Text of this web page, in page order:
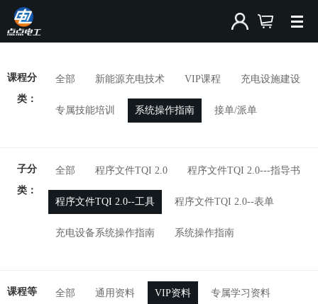
课程分
类：
全部 新能源充电技术 VIP课程 充电设施建设
专属技能培训 系统操作指南 接单/派单
子分
类：
全部 程序文件TQI 2.0 程序文件TQI 2.0---指导书
程序文件TQI 2.0--工具 程序文件TQI 2.0--表单
充电设备系统操作指南 系统操作指南
课程等
全部 通用资料 VIP资料 专属学习资料